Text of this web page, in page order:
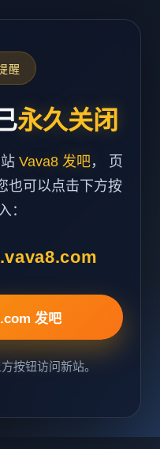
醒
永久关闭
Vava8 发吧， 页
也可以点击下方按
：
发吧
按钮访问新站。